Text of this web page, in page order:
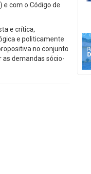
com o Código de
e crítica,
e politicamente
no conjunto
as demandas sócio-